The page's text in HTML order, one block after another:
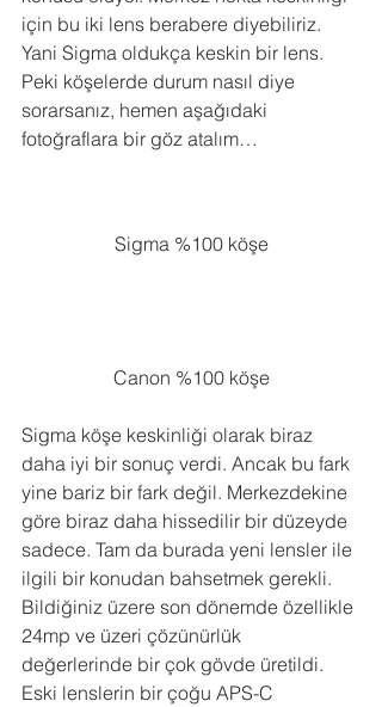
için bu iki lens berabere diyebiliriz.
Yani Sigma oldukça keskin bir lens.
Peki köşelerde durum nasıl diye
sorarsanız, hemen aşağıdaki
fotoğraflara bir göz atalım…
Sigma %100 köşe
Canon %100 köşe
Sigma köşe keskinliği olarak biraz
daha iyi bir sonuç verdi. Ancak bu fark
yine bariz bir fark değil. Merkezdekine
göre biraz daha hissedilir bir düzeyde
sadece. Tam da burada yeni lensler ile
ilgili bir konudan bahsetmek gerekli.
Bildiğiniz üzere son dönemde özellikle
24mp ve üzeri çözünürlük
değerlerinde bir çok gövde üretildi.
Eski lenslerin bir çoğu APS-C